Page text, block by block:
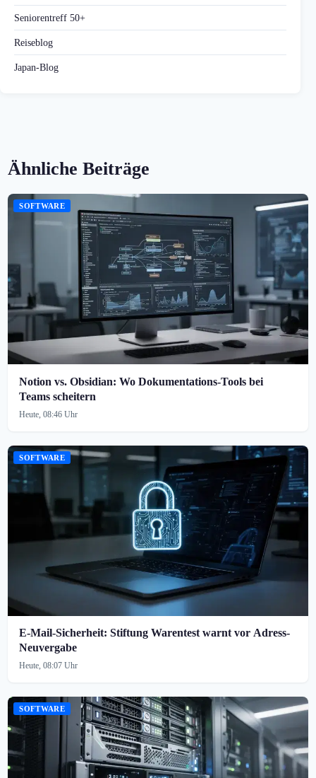
Seniorentreff 50+
Reiseblog
Japan-Blog
Ähnliche Beiträge
SOFTWARE
Notion vs. Obsidian: Wo Dokumentations-Tools bei
Teams scheitern
Heute, 08:46 Uhr
SOFTWARE
E-Mail-Sicherheit: Stiftung Warentest warnt vor Adress-
Neuvergabe
Heute, 08:07 Uhr
SOFTWARE